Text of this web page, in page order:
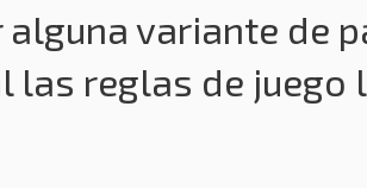
variante de
las reglas de